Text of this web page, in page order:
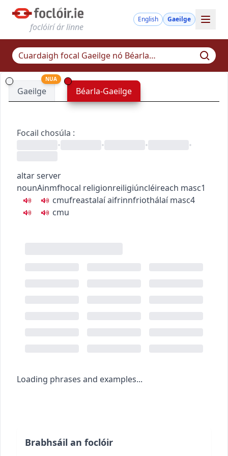
foclóirí ár linne
English Gaeilge
Gaeilge
NUA
Béarla-Gaeilge
Focail chosúla :
•
• • •
altar server
nounAinmfhocal religionreiligiúncléireach masc1
cmufreastalaí aifrinnfriothálaí masc4
cmu
Loading phrases and examples...
Brabhsáil an foclóir